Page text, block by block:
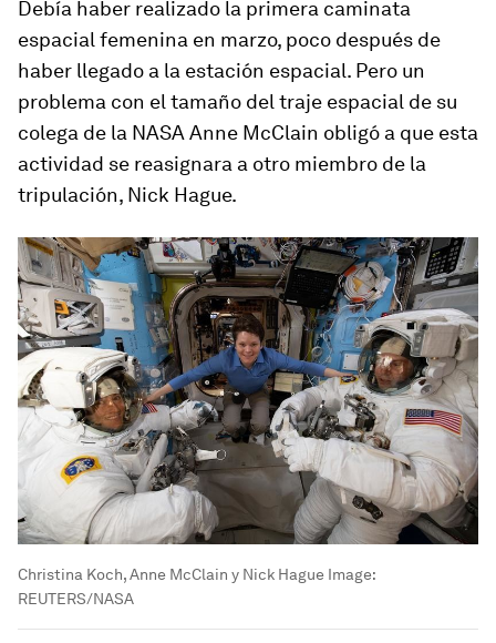
Debía haber realizado la primera caminata
espacial femenina en marzo, poco después de
haber llegado a la estación espacial. Pero un
problema con el tamaño del traje espacial de su
colega de la NASA Anne McClain obligó a que esta
actividad se reasignara a otro miembro de la
tripulación, Nick Hague.
Christina Koch, Anne McClain y Nick Hague Image:
REUTERS/NASA